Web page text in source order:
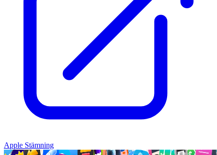
Apple Stämning